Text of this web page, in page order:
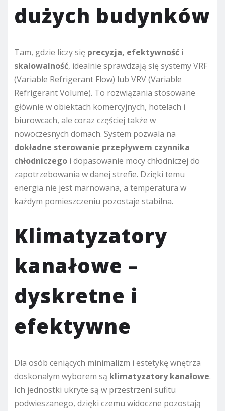
dużych budynków
Tam, gdzie liczy się precyzja, efektywność i
skalowalność, idealnie sprawdzają się systemy VRF
(Variable Refrigerant Flow) lub VRV (Variable
Refrigerant Volume). To rozwiązania stosowane
głównie w obiektach komercyjnych, hotelach i
biurowcach, ale coraz częściej także w
nowoczesnych domach. System pozwala na
dokładne sterowanie przepływem czynnika
chłodniczego i dopasowanie mocy chłodniczej do
zapotrzebowania w danej strefie. Dzięki temu
energia nie jest marnowana, a temperatura w
każdym pomieszczeniu pozostaje stabilna.
Klimatyzatory
kanałowe –
dyskretne i
efektywne
Dla osób ceniących minimalizm i estetykę wnętrza
doskonałym wyborem są klimatyzatory kanałowe.
Ich jednostki ukryte są w przestrzeni sufitu
podwieszanego, dzięki czemu widoczne pozostają